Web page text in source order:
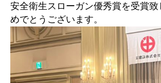
安全衛生スローガン優秀賞を受賞致
めでとうございます。